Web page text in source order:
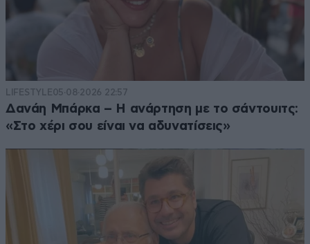
LIFESTYLE05·08·2026 22:57
Δανάη Μπάρκα – Η ανάρτηση με το σάντουιτς:
«Στο χέρι σου είναι να αδυνατίσεις»